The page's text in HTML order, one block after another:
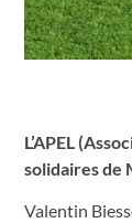
L’APEL
solidaires de
Valentin